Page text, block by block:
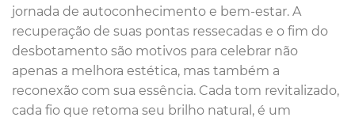
jornada de autoconhecimento e bem-estar. A
recuperação de suas pontas ressecadas e o fim do
desbotamento são motivos para celebrar não
apenas a melhora estética, mas também a
reconexão com sua essência. Cada tom revitalizado,
cada fio que retoma seu brilho natural, é um